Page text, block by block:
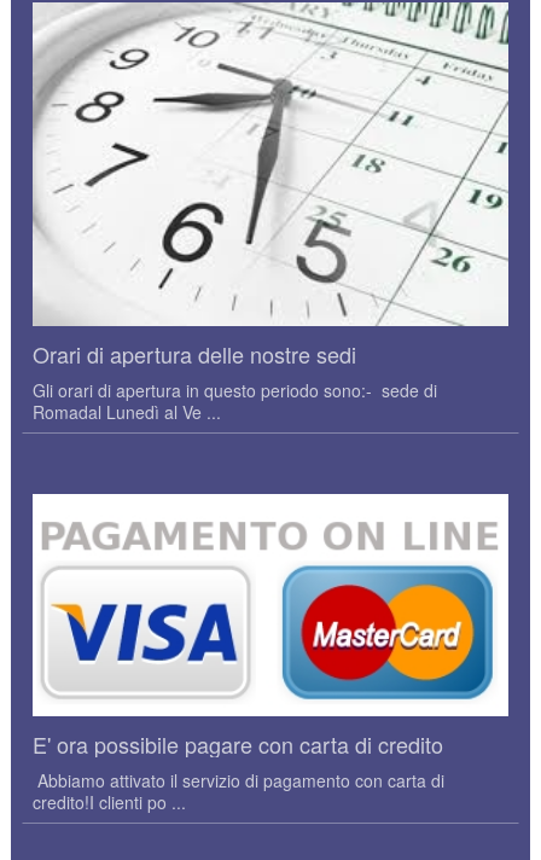
Orari di apertura delle nostre sedi
Gli orari di apertura in questo periodo sono:- sede di
Romadal Lunedì al Ve ...
E' ora possibile pagare con carta di credito
Abbiamo attivato il servizio di pagamento con carta di
credito!I clienti po ...